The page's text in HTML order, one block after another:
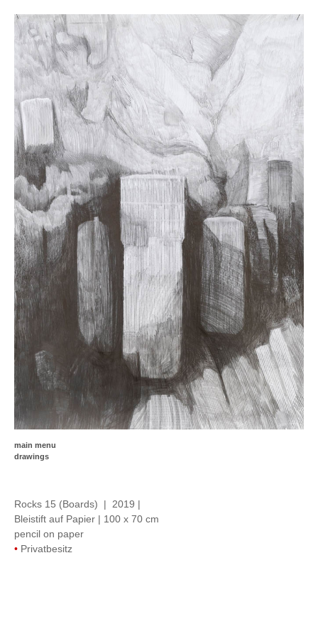
main menu
drawings
Rocks 15 (Boards) | 2019 |
Bleistift auf Papier | 100 x 70 cm
pencil on paper
• Privatbesitz